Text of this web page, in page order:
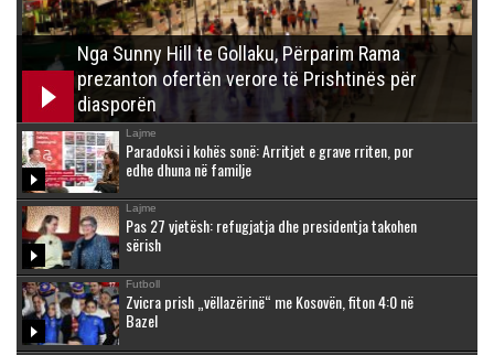
Nga Sunny Hill te Gollaku, Përparim Rama
prezanton ofertën verore të Prishtinës për
diasporën
Lajme
Paradoksi i kohës sonë: Arritjet e grave rriten, por
edhe dhuna në familje
Lajme
Pas 27 vjetësh: refugjatja dhe presidentja takohen
sërish
Futboll
Zvicra prish „vëllazërinë“ me Kosovën, fiton 4:0 në
Bazel